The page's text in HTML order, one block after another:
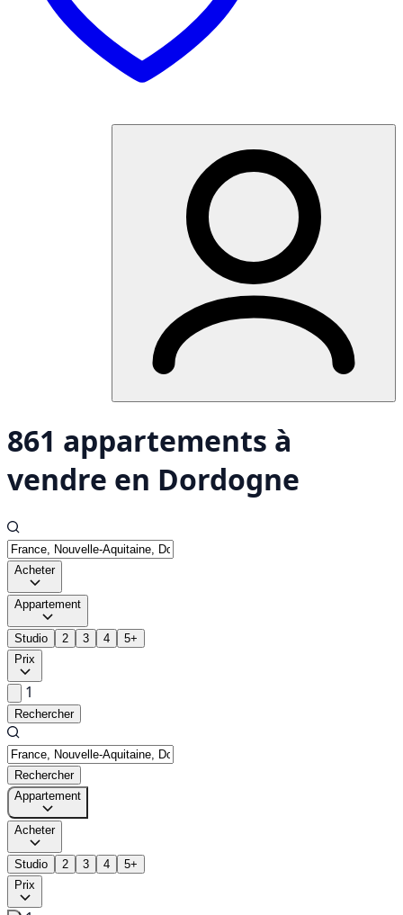
861 appartements à
vendre en Dordogne
Acheter
Appartement
Studio 2 3 4
5+
Prix
1
Rechercher
Rechercher
Appartement
Acheter
Studio 2 3 4
5+
Prix